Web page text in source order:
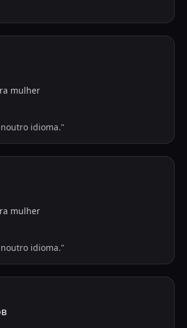
mulher
idioma."
mulher
idioma."